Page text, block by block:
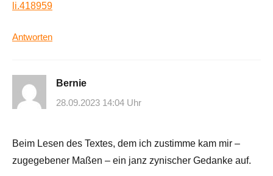
li.418959
Antworten
Bernie
28.09.2023 14:04 Uhr
Beim Lesen des Textes, dem ich zustimme kam mir –
zugegebener Maßen – ein janz zynischer Gedanke auf.